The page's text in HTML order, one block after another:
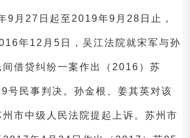
9月27日起至2019年9月28日止，
年12月5日，吴江法院就宋军与孙
间借贷纠纷一案作出（2016）苏
号民事判决。孙金根、姜其英对该
市中级人民法院提起上诉。苏州市